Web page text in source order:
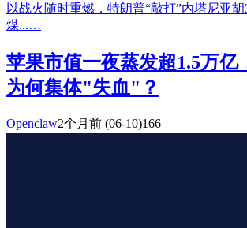
以战火随时重燃，特朗普“敲打”内塔尼亚
煤...…
苹果市值一夜蒸发超1.5万亿
为何集体"失血"？
Openclaw2个月前 (06-10)166